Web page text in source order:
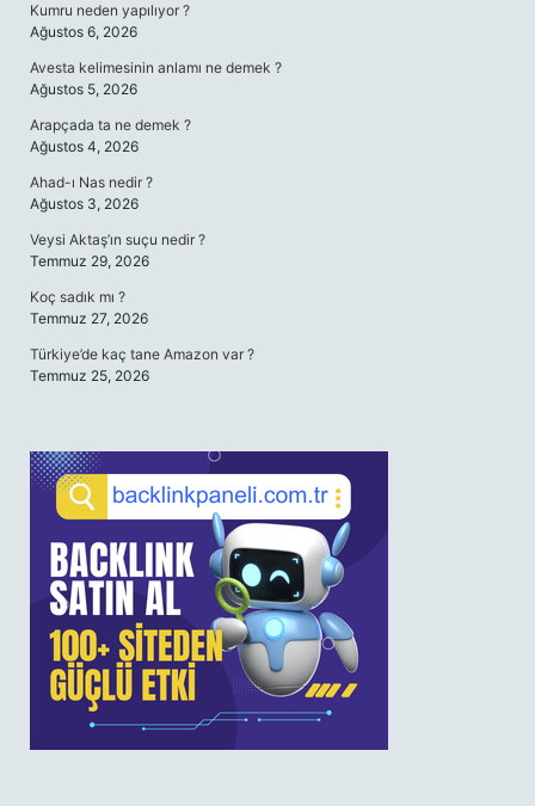
Kumru neden yapılıyor ?
Ağustos 6, 2026
Avesta kelimesinin anlamı ne demek ?
Ağustos 5, 2026
Arapçada ta ne demek ?
Ağustos 4, 2026
Ahad-ı Nas nedir ?
Ağustos 3, 2026
Veysi Aktaş’ın suçu nedir ?
Temmuz 29, 2026
Koç sadık mı ?
Temmuz 27, 2026
Türkiye’de kaç tane Amazon var ?
Temmuz 25, 2026